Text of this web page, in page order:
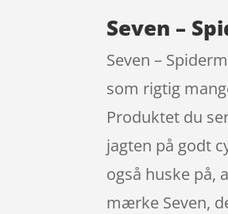
Seven –
Seven –
som rigtig
Produktet du
jagten på godt
også huske på,
mærke Seven,